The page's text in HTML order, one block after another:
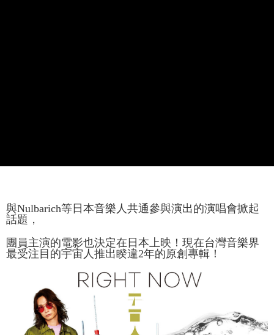
NT$65/order | Free shipping on orders of NT$1,000 or more
宅配
NT$85/order | Free shipping on orders of NT$1,000 or more
與Nulbarich等日本音樂人共通參與演出的演唱會掀起
話題，
團員主演的電影也決定在日本上映！現在台灣音樂界
最受注目的宇宙人推出睽違2年的原創專輯！